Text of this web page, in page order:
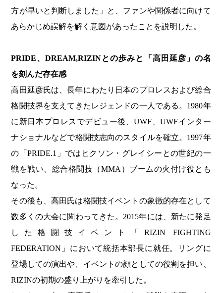
方が早いと判断しました」と、ファンや関係者に向けて
あらかじめ誤解を解く意図があったことを説明した。
PRIDE、DREAM,RIZINとの歩みと「高田延彦」の名
を刻んだ存在感
高田延彦氏は、長年にわたり日本のプロレスおよび総合
格闘技界を支えてきたレジェンドの一人である。1980年
に新日本プロレスでデビュー後、UWF、UWFインター
ナショナルなどで格闘技志向のスタイルを確立。1997年
の「PRIDE.1」ではヒクソン・グレイシーとの世紀の一
戦を戦い、総合格闘技（MMA）ブームの火付け役とも
なった。
その後も、高田氏は格闘技イベントの象徴的存在として
数多くの大会に関わってきた。2015年には、新たに発足
した格闘技イベント「RIZIN FIGHTING
FEDERATION」において統括本部長に就任。リングに
登場しての演出や、イベントの顔としての役割を担い、
RIZINの初期の盛り上がりを牽引した。